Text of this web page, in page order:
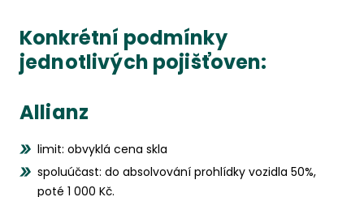
Konkrétní podmínky
jednotlivých pojišťoven:
Allianz
limit: obvyklá cena skla
spoluúčast: do absolvování prohlídky vozidla 50%,
poté 1 000 Kč.